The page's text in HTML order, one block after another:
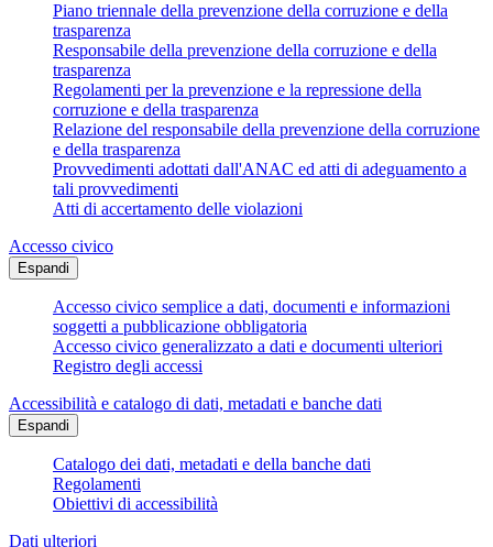
Piano triennale della prevenzione della corruzione e della
trasparenza
Responsabile della prevenzione della corruzione e della
trasparenza
Regolamenti per la prevenzione e la repressione della
corruzione e della trasparenza
Relazione del responsabile della prevenzione della corruzione
e della trasparenza
Provvedimenti adottati dall'ANAC ed atti di adeguamento a
tali provvedimenti
Atti di accertamento delle violazioni
Accesso civico
Espandi
Accesso civico semplice a dati, documenti e informazioni
soggetti a pubblicazione obbligatoria
Accesso civico generalizzato a dati e documenti ulteriori
Registro degli accessi
Accessibilità e catalogo di dati, metadati e banche dati
Espandi
Catalogo dei dati, metadati e della banche dati
Regolamenti
Obiettivi di accessibilità
Dati ulteriori